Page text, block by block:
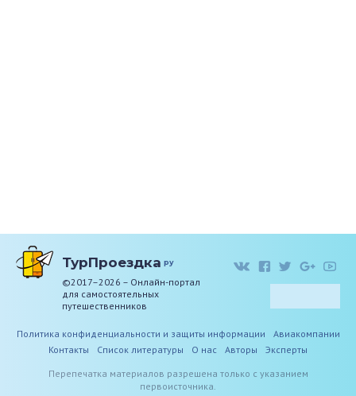
ТурПроездка ру
©2017–2026 – Онлайн-портал
для самостоятельных
путешественников
Политика конфиденциальности и защиты информации
Авиакомпании
Контакты
Список литературы О нас Авторы
Эксперты
Перепечатка материалов разрешена только с указанием
первоисточника.